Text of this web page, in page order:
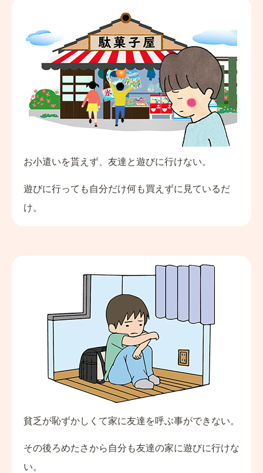
お小遣いを貰えず、友達と遊びに行けない。
遊びに行っても自分だけ何も買えずに見ているだ
け。
貧乏が恥ずかしくて家に友達を呼ぶ事ができない。
その後ろめたさから自分も友達の家に遊びに行けな
い。